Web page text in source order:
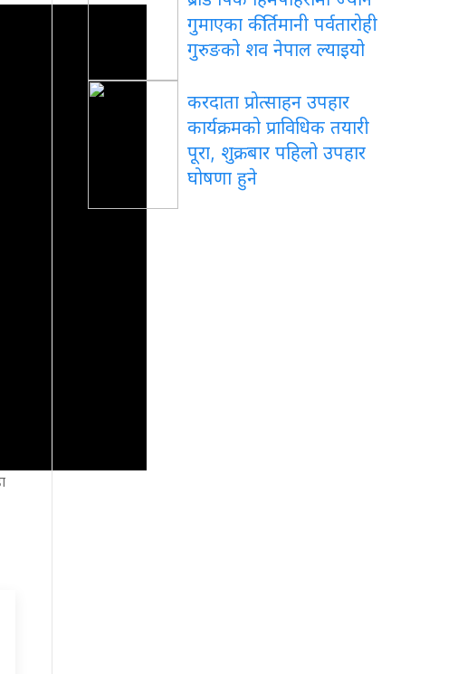
गुमाएका कीर्तिमानी पर्वतारोही
गुरुङको शव नेपाल ल्याइयो
करदाता प्रोत्साहन उपहार
कार्यक्रमको प्राविधिक तयारी
पूरा, शुक्रबार पहिलो उपहार
घोषणा हुने